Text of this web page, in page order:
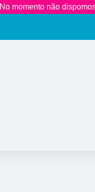
No momento não